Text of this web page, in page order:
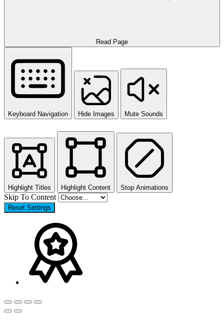
Read Page
Keyboard Navigation Hide Images Mute Sounds
Highlight Titles Highlight Content Stop Animations
Skip To Content
Reset Settings